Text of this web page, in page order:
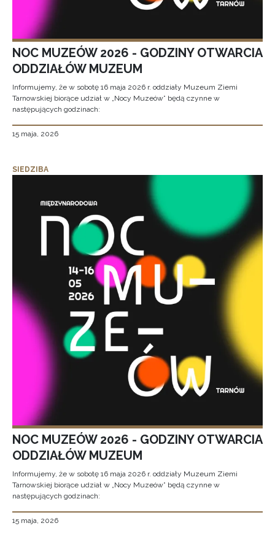
NOC MUZEÓW 2026 - GODZINY OTWARCIA
ODDZIAŁÓW MUZEUM
Informujemy, że w sobotę 16 maja 2026 r. oddziały Muzeum Ziemi
Tarnowskiej biorące udział w „Nocy Muzeów” będą czynne w
następujących godzinach:
15 maja, 2026
SIEDZIBA
NOC MUZEÓW 2026 - GODZINY OTWARCIA
ODDZIAŁÓW MUZEUM
Informujemy, że w sobotę 16 maja 2026 r. oddziały Muzeum Ziemi
Tarnowskiej biorące udział w „Nocy Muzeów” będą czynne w
następujących godzinach:
15 maja, 2026